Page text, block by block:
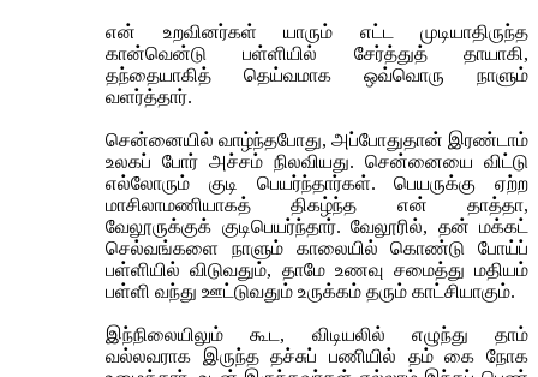
என் உறவினர்கள் யாரும் எட்ட முடியாதிருந்த
கான்வென்டு பள்ளியில் சேர்த்துத் தாயாகி,
தந்தையாகித் தெய்வமாக ஒவ்வொரு நாளும்
வளர்த்தார்.
சென்னையில் வாழ்ந்தபோது, அப்போதுதான் இரண்டாம்
உலகப் போர் அச்சம் நிலவியது. சென்னையை விட்டு
எல்லோரும் குடி பெயர்ந்தார்கள். பெயருக்கு ஏற்ற
மாசிலாமணியாகத் திகழ்ந்த என் தாத்தா,
வேலூருக்குக் குடிபெயர்ந்தார். வேலூரில், தன் மக்கட்
செல்வங்களை நாளும் காலையில் கொண்டு போய்ப்
பள்ளியில் விடுவதும், தாமே உணவு சமைத்து மதியம்
பள்ளி வந்து ஊட்டுவதும் உருக்கம் தரும் காட்சியாகும்.
இந்நிலையிலும் கூட, விடியலில் எழுந்து தாம்
வல்லவராக இருந்த தச்சுப் பணியில் தம் கை நோக